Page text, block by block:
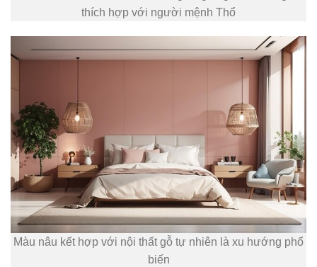
thích hợp với người mệnh Thổ
Màu nâu kết hợp với nội thất gỗ tự nhiên là xu hướng phổ
biến